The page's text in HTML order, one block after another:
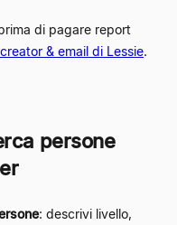
di pagare report
& email di Lessie.
persone
: descrivi livello,